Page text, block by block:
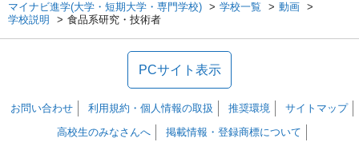
マイナビ進学(大学・短期大学・専門学校) 学校一覧
動画
学校説明
食品系研究・技術者
PCサイト表示
お問い合わせ 利用規約・個人情報の取扱 推奨環境
サイトマップ
高校生のみなさんへ
掲載情報・登録商標について